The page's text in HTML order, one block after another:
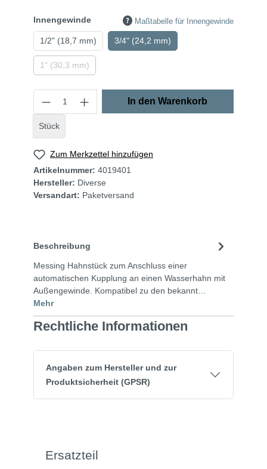
Innengewinde Maßtabelle für Innengewinde
1/2" (18,7 mm) 3/4" (24,2 mm)
1" (30,3 mm)
Stück
In den Warenkorb
Zum Merkzettel hinzufügen
Artikelnummer: 4019401
Hersteller: Diverse
Versandart: Paketversand
Beschreibung
Messing Hahnstück zum Anschluss einer
automatischen Kupplung an einen Wasserhahn mit
Außengewinde. Kompatibel zu den bekannt…
Mehr
Rechtliche Informationen
Angaben zum Hersteller und zur
Produktsicherheit (GPSR)
Ersatzteil